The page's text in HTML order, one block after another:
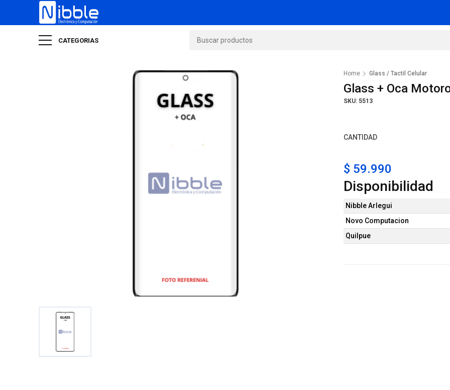
CATEGORIAS
Home Glass / Tactil Celular
Glass + Oca
SKU: 5513
CANTIDAD
$ 59.990
Disponibilidad
Nibble Arlegui
Novo Computacion
Quilpue